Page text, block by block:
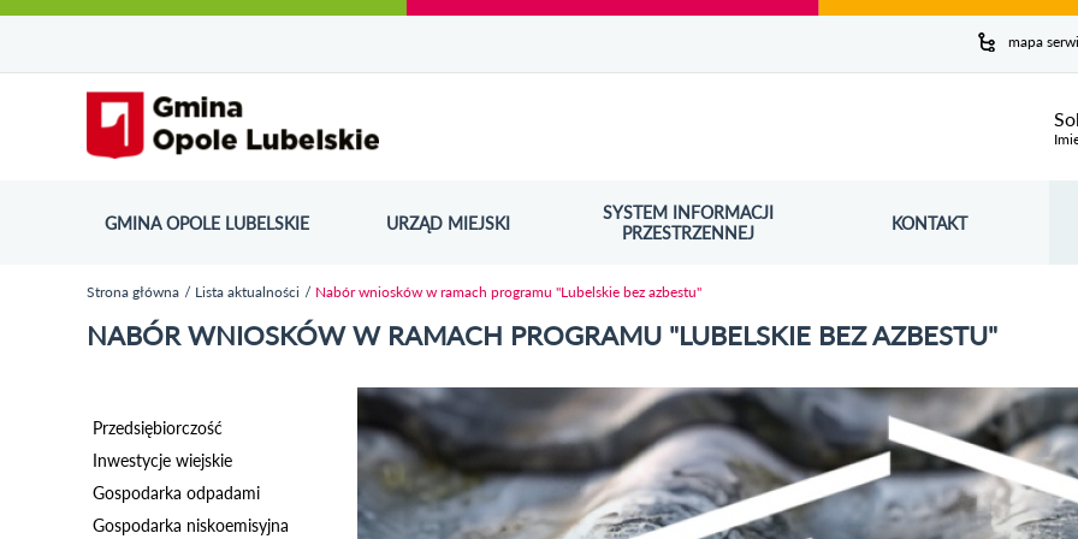
do
strony
do
menu
wyszukiwarki
ścieżki
nawigacyjnej
kategorii
aktualności
do
kalendarza
wydarzeń
do
galerii
do
stopki
mapa
GMINA OPOLE LUBELSKIE URZĄD MIEJSKI
SYSTEM INFORMACJI
PRZESTRZENNEJ
ODNOŚNIK OTWORZY SIĘ W NOWYM OKNIE KONTAKT
Jesteś tutaj
Strona główna Lista aktualności Nabór wniosków w ramach programu "Lubelskie bez azbestu"
NABÓR WNIOSKÓW W RAMACH PROGRAMU "LUBELSKIE BEZ AZBESTU"
Przedsiębiorczość
Inwestycje wiejskie
Gospodarka odpadami
Gospodarka niskoemisyjna